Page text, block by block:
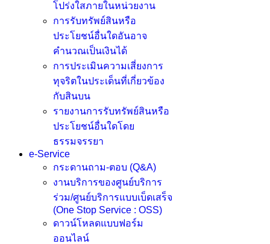
โปร่งใสภายในหน่วยงาน
การรับทรัพย์สินหรือ
ประโยชน์อื่นใดอันอาจ
คำนวณเป็นเงินได้
การประเมินความเสี่ยงการ
ทุจริตในประเด็นที่เกี่ยวข้อง
กับสินบน
รายงานการรับทรัพย์สินหรือ
ประโยชน์อื่นใดโดย
ธรรมจรรยา
e-Service
กระดานถาม-ตอบ (Q&A)
งานบริการของศูนย์บริการ
ร่วม/ศูนย์บริการแบบเบ็ดเสร็จ
(One Stop Service : OSS)
ดาวน์โหลดแบบฟอร์ม
ออนไลน์